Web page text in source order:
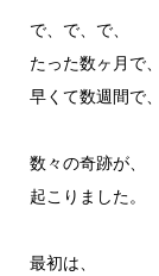
で、で、で、
たった数ヶ月で、
早くて数週間で、
数々の奇跡が、
起こりました。
最初は、